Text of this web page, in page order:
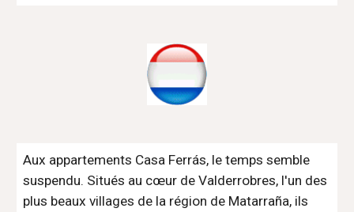
Aux appartements Casa Ferrás, le temps semble
suspendu. Situés au cœur de Valderrobres, l'un des
plus beaux villages de la région de Matarraña, ils